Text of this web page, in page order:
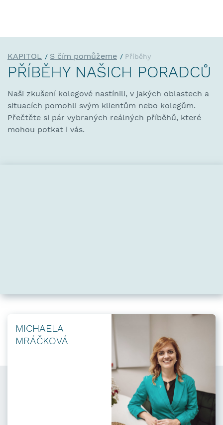
KAPITOL S čím pomůžeme Příběhy
PŘÍBĚHY NAŠICH PORADCŮ
Naši zkušení kolegové nastínili, v jakých oblastech a
situacích pomohli svým klientům nebo kolegům.
Přečtěte si pár vybraných reálných příběhů, které
mohou potkat i vás.
MICHAELA
MRÁČKOVÁ